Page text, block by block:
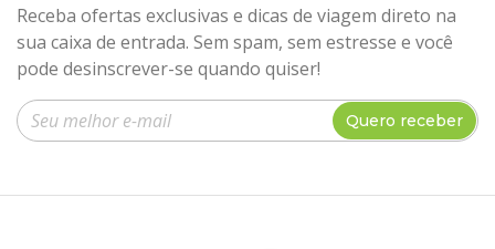
Receba ofertas exclusivas e dicas de viagem direto na
sua caixa de entrada. Sem spam, sem estresse e você
pode desinscrever-se quando quiser!
Insira seu e-mail
Quero receber